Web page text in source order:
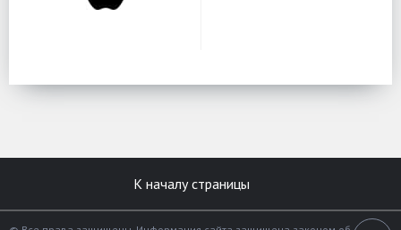
К началу страницы